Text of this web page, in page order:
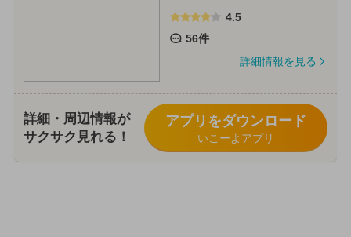
4.5
56件
詳細情報を見る
詳細・周辺情報が
サクサク見れる！
アプリをダウンロード
いこーよアプリ